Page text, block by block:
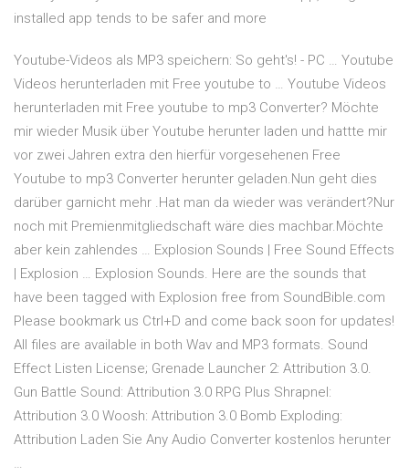
installed app tends to be safer and more
Youtube-Videos als MP3 speichern: So geht's! - PC … Youtube
Videos herunterladen mit Free youtube to … Youtube Videos
herunterladen mit Free youtube to mp3 Converter? Möchte
mir wieder Musik über Youtube herunter laden und hattte mir
vor zwei Jahren extra den hierfür vorgesehenen Free
Youtube to mp3 Converter herunter geladen.Nun geht dies
darüber garnicht mehr .Hat man da wieder was verändert?Nur
noch mit Premienmitgliedschaft wäre dies machbar.Möchte
aber kein zahlendes … Explosion Sounds | Free Sound Effects
| Explosion … Explosion Sounds. Here are the sounds that
have been tagged with Explosion free from SoundBible.com
Please bookmark us Ctrl+D and come back soon for updates!
All files are available in both Wav and MP3 formats. Sound
Effect Listen License; Grenade Launcher 2: Attribution 3.0.
Gun Battle Sound: Attribution 3.0 RPG Plus Shrapnel:
Attribution 3.0 Woosh: Attribution 3.0 Bomb Exploding:
Attribution Laden Sie Any Audio Converter kostenlos herunter
…